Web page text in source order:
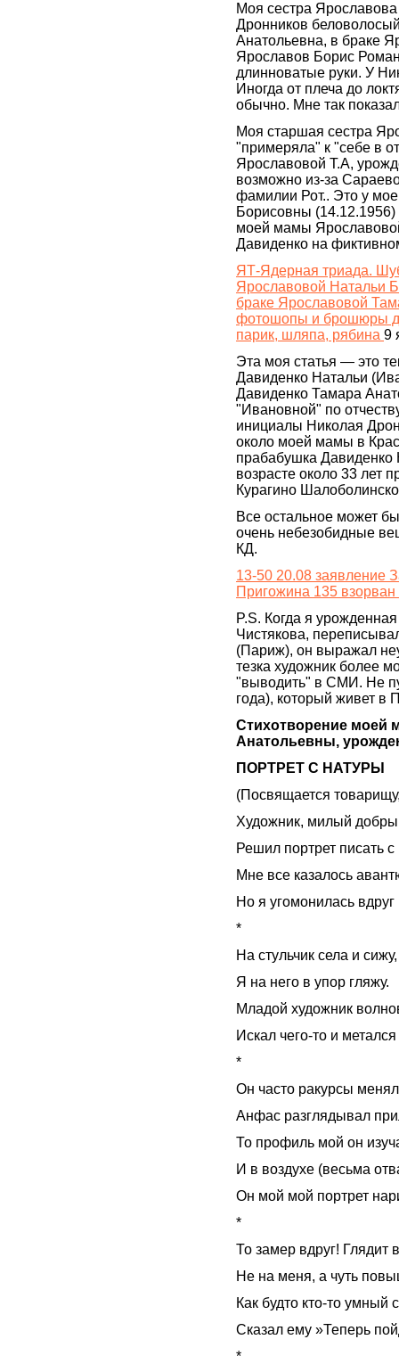
Моя сестра
Дронников
Анатольевна, в браке
Ярославов Борис
длинноватые руки. У
Иногда от плеча до
обычно. Мне так
Моя старшая сестра
"примеряла" к "себе в
Ярославовой Т.А,
возможно из-за
фамилии Рот.. Это у
Борисовны (14.12.1956)
моей мамы
Давиденко на
ЯТ-Ядерная триада.
Ярославовой Натальи
браке Ярославовой
фотошопы и брoшюры
парик, шляпа, рябина 9
Эта моя статья — это
Давиденко Натальи
Давиденко Тамара
"Ивановной" по
инициалы Николая
около моей мамы в
прабабушка Давиденко
возрасте около 33 лет
Курагино
Все остальное может
очень небезобидные
КД.
13-50 20.08 заявление
Пригожина 135 взорван
P.S. Когда я
Чистякова,
(Париж), он выражал
тезка художник более
"выводить" в СМИ. Не
года), который живет в
Стихотворение
Анатольевны,
ПОРТРЕТ С НАТУРЫ
(Посвящается
Художник, милый
Решил портрет писать
Мне все казалось
Но я угомонилась вдруг
*
На стульчик села и сижу,
Я на него в упор гляжу.
Младой художник
Искал чего-то и метался
*
Он часто ракурсы
Анфас разглядывал
То профиль мой он
И в воздухе (весьма
Он мой мой портрет
*
То замер вдруг! Глядит
Не на меня, а чуть
Как будто кто-то умный
Сказал ему »Теперь
*